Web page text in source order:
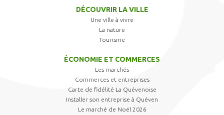
DÉCOUVRIR LA VILLE
Une ville à vivre
La nature
Tourisme
ÉCONOMIE ET COMMERCES
Les marchés
Commerces et entreprises
Carte de fidélité La Quévenoise
Installer son entreprise à Quéven
Le marché de Noël 2026